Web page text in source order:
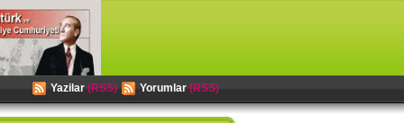
Yazilar(RSS) Yorumlar(RSS)